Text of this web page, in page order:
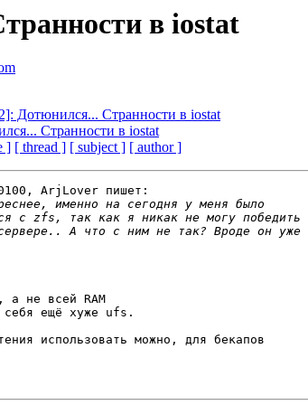
в iostat
Дотюнился... Странности в iostat
Странности в iostat
] [ thread ] [ subject ] [ author ]
ArjLover пишет:
а не всей RAM
себя ещё хуже ufs.
использовать можно, для бекапов